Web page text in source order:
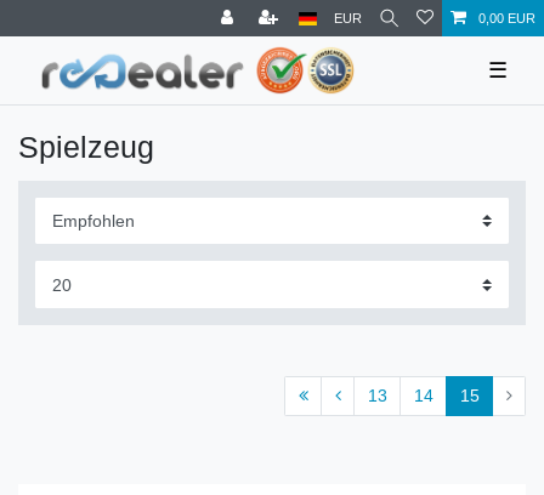
EUR 0,00 EUR
☰
Spielzeug
13 14 15